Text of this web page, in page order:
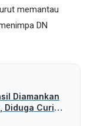
memantau
DN
Diamankan
Diduga Curi